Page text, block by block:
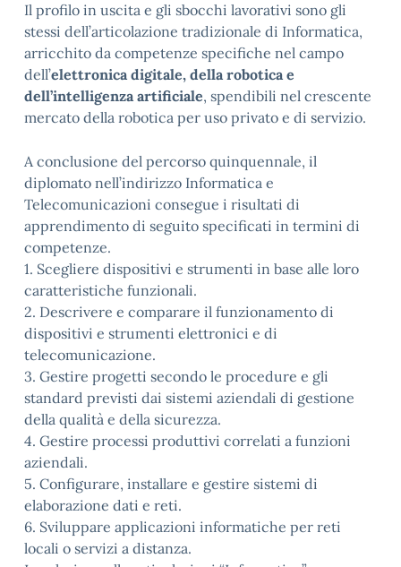
Il profilo in uscita e gli sbocchi lavorativi sono gli
stessi dell’articolazione tradizionale di Informatica,
arricchito da competenze specifiche nel campo
dell’elettronica digitale, della robotica e
dell’intelligenza artificiale, spendibili nel crescente
mercato della robotica per uso privato e di servizio.
A conclusione del percorso quinquennale, il
diplomato nell’indirizzo Informatica e
Telecomunicazioni consegue i risultati di
apprendimento di seguito specificati in termini di
competenze.
1. Scegliere dispositivi e strumenti in base alle loro
caratteristiche funzionali.
2. Descrivere e comparare il funzionamento di
dispositivi e strumenti elettronici e di
telecomunicazione.
3. Gestire progetti secondo le procedure e gli
standard previsti dai sistemi aziendali di gestione
della qualità e della sicurezza.
4. Gestire processi produttivi correlati a funzioni
aziendali.
5. Configurare, installare e gestire sistemi di
elaborazione dati e reti.
6. Sviluppare applicazioni informatiche per reti
locali o servizi a distanza.